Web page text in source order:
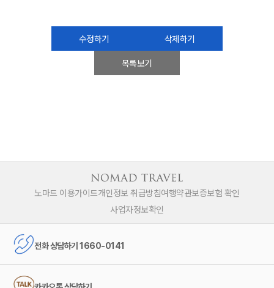
수정하기
삭제하기
목록보기
노마드 이용가이드개인정보 취급방침여행약관보증보험 확인
사업자정보확인
전화 상담하기 1660-0141